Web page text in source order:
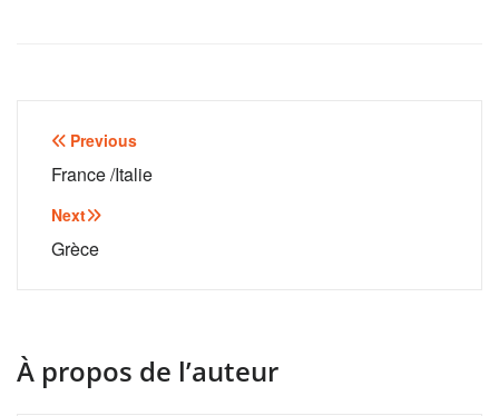
Navigation
de
l’article
Previous
France /Italie
Next
Grèce
À propos de l’auteur